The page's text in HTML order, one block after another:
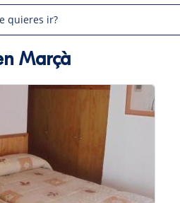
quieres ir?
Marçà